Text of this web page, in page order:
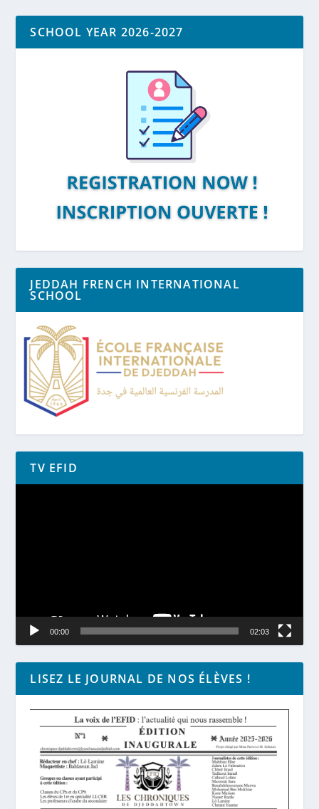
SCHOOL YEAR 2026-2027
JEDDAH FRENCH INTERNATIONAL
SCHOOL
TV EFID
Lecteur
00:00 02:03
LISEZ LE JOURNAL DE NOS ÉLÈVES !